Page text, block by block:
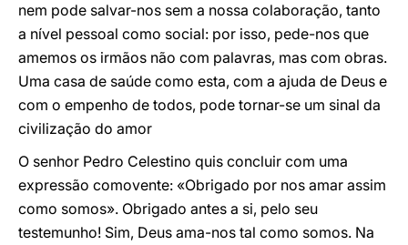
nem pode salvar-nos sem a nossa colaboração, tanto
a nível pessoal como social: por isso, pede-nos que
amemos os irmãos não com palavras, mas com obras.
Uma casa de saúde como esta, com a ajuda de Deus e
com o empenho de todos, pode tornar-se um sinal da
civilização do amor
O senhor Pedro Celestino quis concluir com uma
expressão comovente: «Obrigado por nos amar assim
como somos». Obrigado antes a si, pelo seu
testemunho! Sim, Deus ama-nos tal como somos. Na